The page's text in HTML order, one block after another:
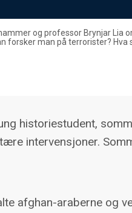
og professor Brynjar Lia
forsker man på terrorister? Hva
historiestudent,
intervensjoner.
afghan-araberne og